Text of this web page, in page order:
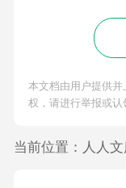
本文档由用户提供
权，请进行举报或认
当前位置： 人人